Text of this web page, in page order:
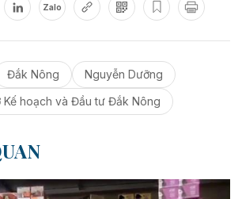
Zalo
Đắk Nông
Nguyễn Dưỡng
Kế hoạch và Đầu tư Đắk Nông